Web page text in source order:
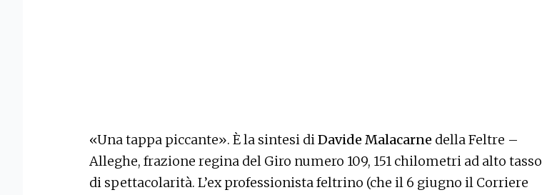
«Una tappa piccante». È la sintesi diDavide Malacarne della Feltre –
Alleghe, frazione regina del Giro numero 109, 151 chilometri ad alto tasso
di spettacolarità. L’ex professionista feltrino (che il 6 giugno il Corriere